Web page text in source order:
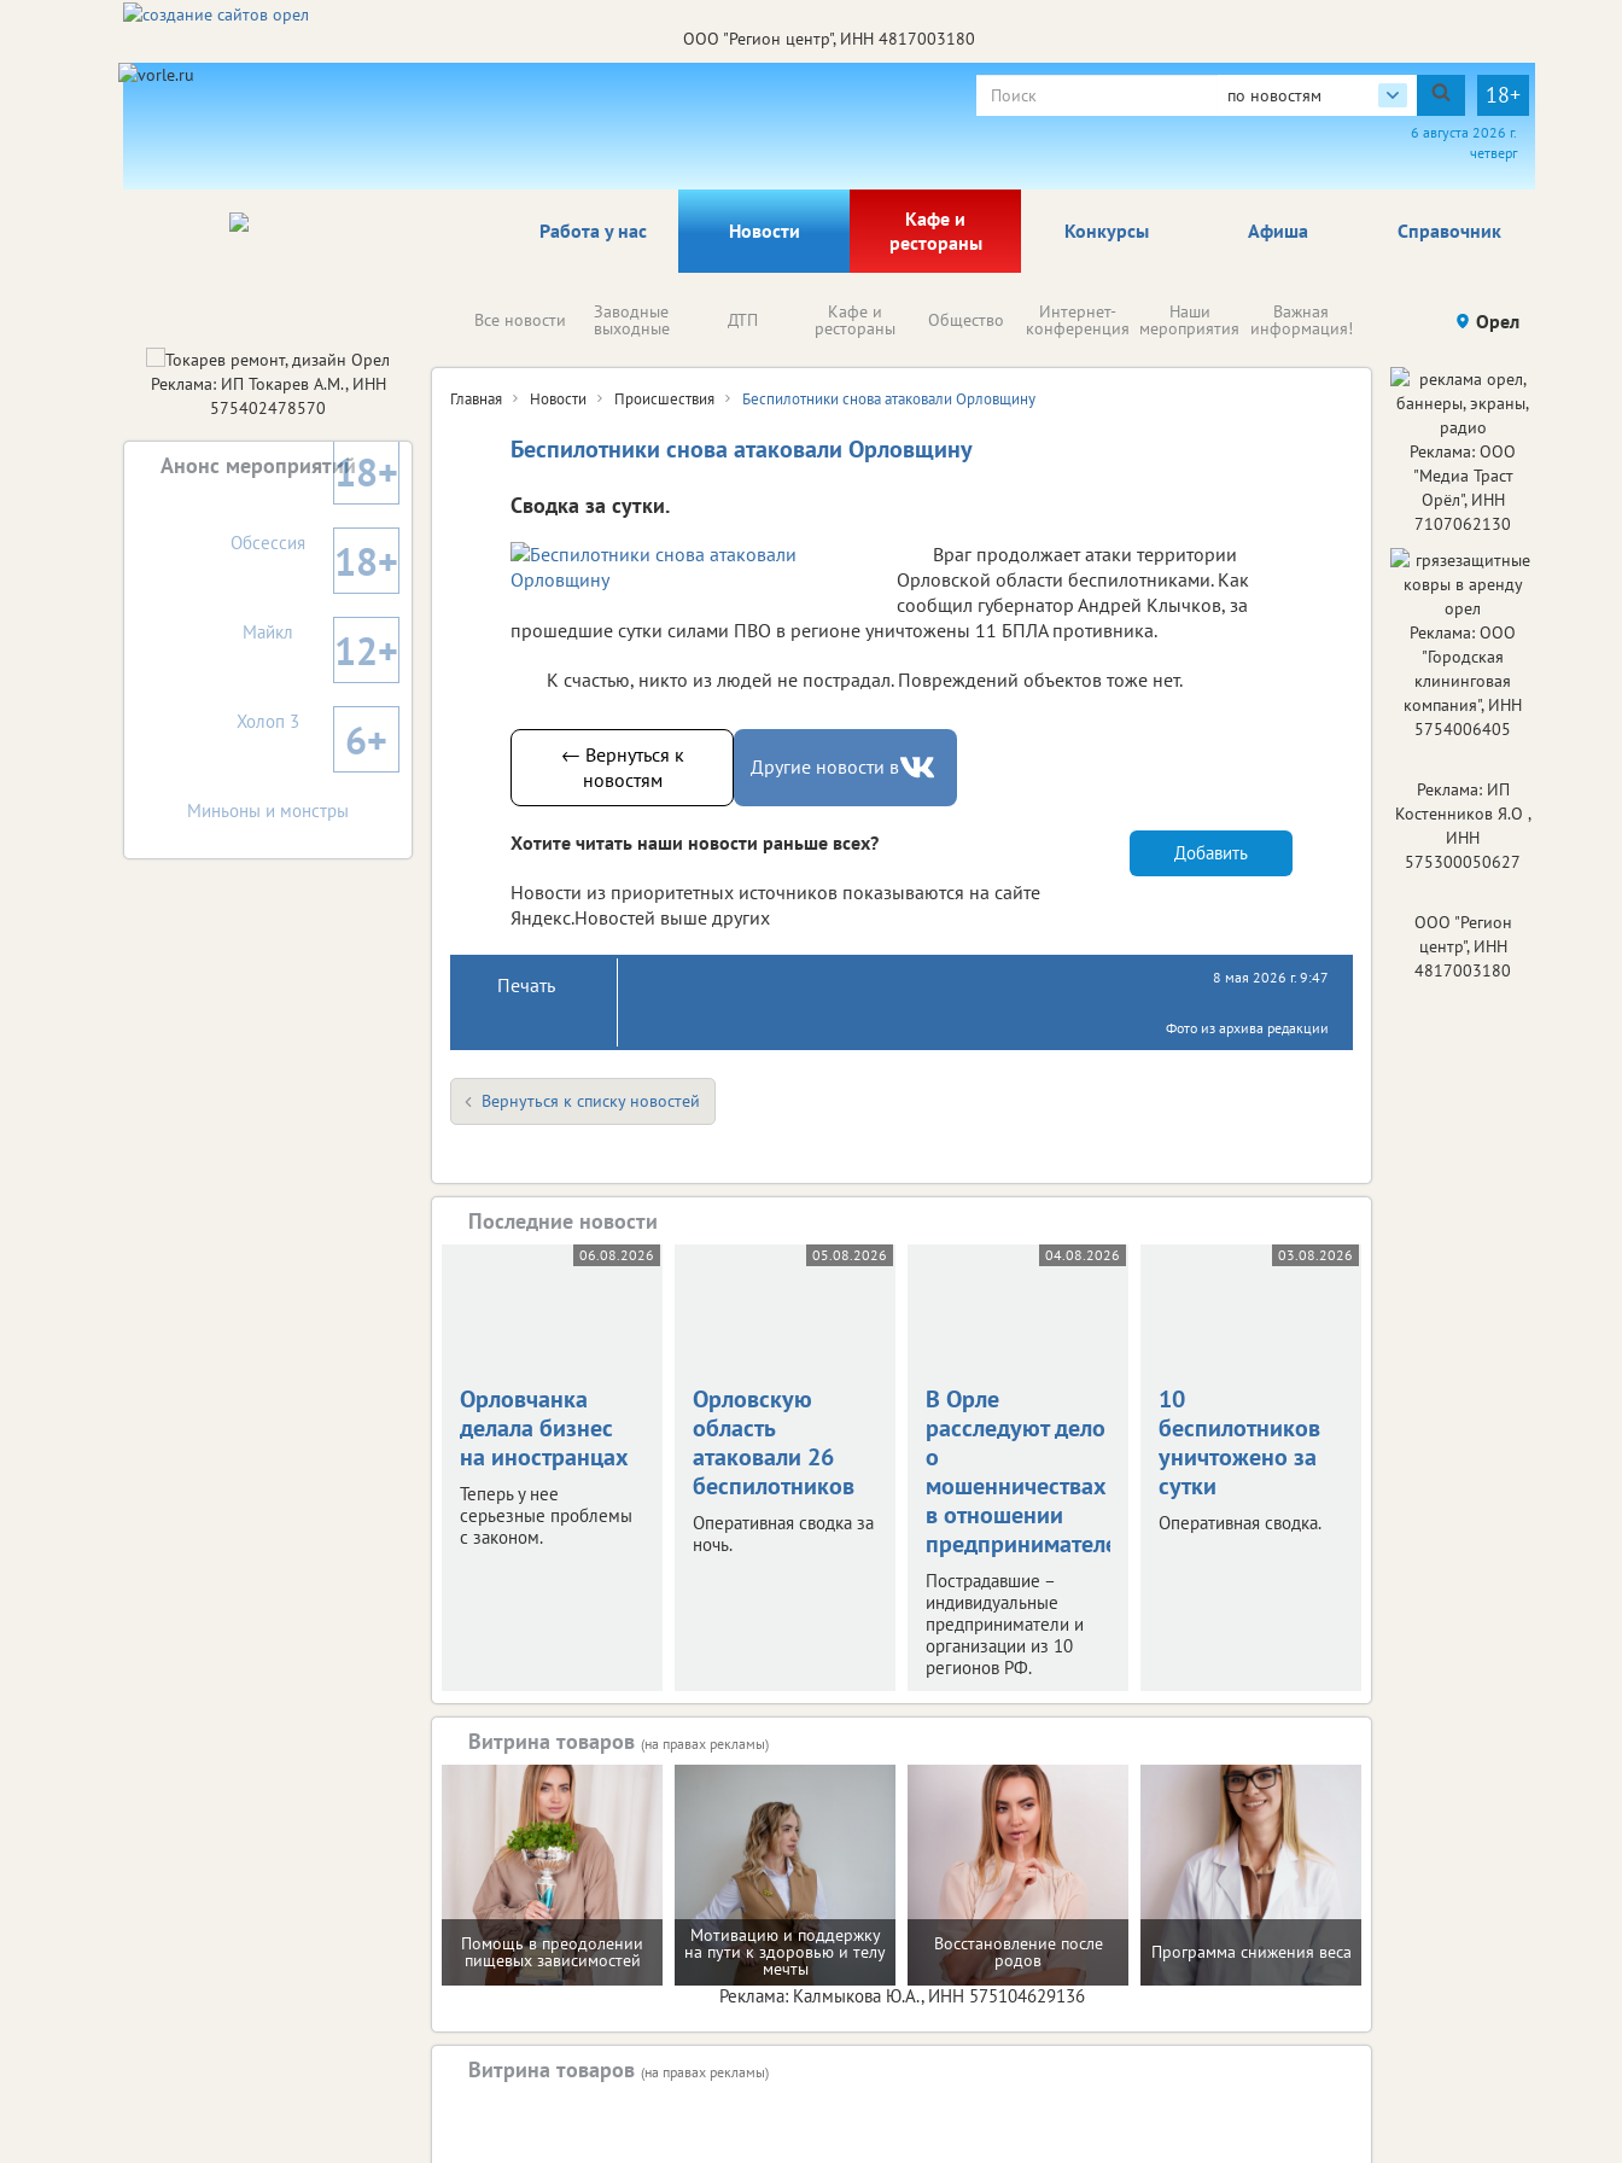
ООО "Регион центр", ИНН 4817003180
по новостям 18+
6 августа 2026 г.
четверг
Работа у нас Новости
Кафе и
рестораны
Афиша Справочник
Конкурсы
Все новости Заводные
выходные ДТП Кафе и
рестораны Общество Интернет-
конференция
Наши
мероприятия
Важная
информация! Происшествия Здоровье
Орел
Главная Новости Происшествия Беспилотники снова атаковали Орловщину
Беспилотники снова атаковали Орловщину
Сводка за сутки.
Враг продолжает атаки территории
Орловской области беспилотниками. Как
сообщил губернатор Андрей Клычков, за
прошедшие сутки силами ПВО в регионе уничтожены 11 БПЛА противника.
К счастью, никто из людей не пострадал. Повреждений объектов тоже нет.
← Вернуться к
новостям
Другие новости в
Хотите читать наши новости раньше всех?
Новости из приоритетных источников показываются на сайте
Яндекс.Новостей выше других
Добавить
Печать 8 мая 2026 г. 9:47
Фото из архива редакции
Вернуться к списку новостей
Последние новости
06.08.2026
Орловчанка
делала бизнес
на иностранцах
Теперь у нее
серьезные проблемы
с законом.
05.08.2026
Орловскую
область
атаковали 26
беспилотников
Оперативная сводка за
ночь.
04.08.2026
В Орле
расследуют дело
о
мошенничествах
в отношении
предпринимателей
Пострадавшие –
индивидуальные
предприниматели и
организации из 10
регионов РФ.
03.08.2026
10
беспилотников
уничтожено за
сутки
Оперативная сводка.
Витрина товаров (на правах рекламы)
Помощь в преодолении
пищевых зависимостей
Мотивацию и поддержку
на пути к здоровью и телу
мечты
Восстановление после
родов Программа снижения веса
Реклама: Калмыкова Ю.А., ИНН 575104629136
Витрина товаров (на правах рекламы)
Реклама: ИП Токарев А.М., ИНН
575402478570
Анонс мероприятий18+
Обсессия 18+
Майкл 12+
Холоп 3 6+
Миньоны и монстры
Реклама: ООО
"Медиа Траст
Орёл", ИНН
7107062130
Реклама: ООО
"Городская
клининговая
компания", ИНН
5754006405
Реклама: ИП
Костенников Я.О ,
ИНН
575300050627
ООО "Регион
центр", ИНН
4817003180